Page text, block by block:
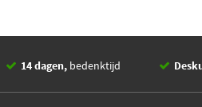
14 dagen, bedenktijd